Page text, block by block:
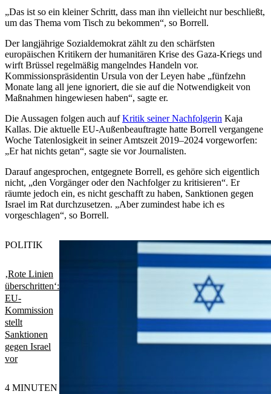
„Das ist so ein kleiner Schritt, dass man ihn vielleicht nur beschließt,
um das Thema vom Tisch zu bekommen“, so Borrell.
Der langjährige Sozialdemokrat zählt zu den schärfsten
europäischen Kritikern der humanitären Krise des Gaza-Kriegs und
wirft Brüssel regelmäßig mangelndes Handeln vor.
Kommissionspräsidentin Ursula von der Leyen habe „fünfzehn
Monate lang all jene ignoriert, die sie auf die Notwendigkeit von
Maßnahmen hingewiesen haben“, sagte er.
Die Aussagen folgen auch aufKritik seiner Nachfolgerin Kaja
Kallas. Die aktuelle EU-Außenbeauftragte hatte Borrell vergangene
Woche Tatenlosigkeit in seiner Amtszeit 2019–2024 vorgeworfen:
„Er hat nichts getan“, sagte sie vor Journalisten.
Darauf angesprochen, entgegnete Borrell, es gehöre sich eigentlich
nicht, „den Vorgänger oder den Nachfolger zu kritisieren“. Er
räumte jedoch ein, es nicht geschafft zu haben, Sanktionen gegen
Israel im Rat durchzusetzen. „Aber zumindest habe ich es
vorgeschlagen“, so Borrell.
‚Rote Linien
überschritten‘:
EU-
Kommission
stellt
Sanktionen
gegen Israel
vor
POLITIK
4 MINUTEN